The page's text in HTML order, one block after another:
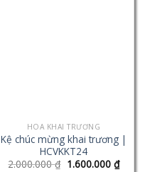
HOA KHAI TRƯƠNG
Kệ chúc mừng khai trương |
HCVKKT24
2.000.000₫ 1.600.000 ₫